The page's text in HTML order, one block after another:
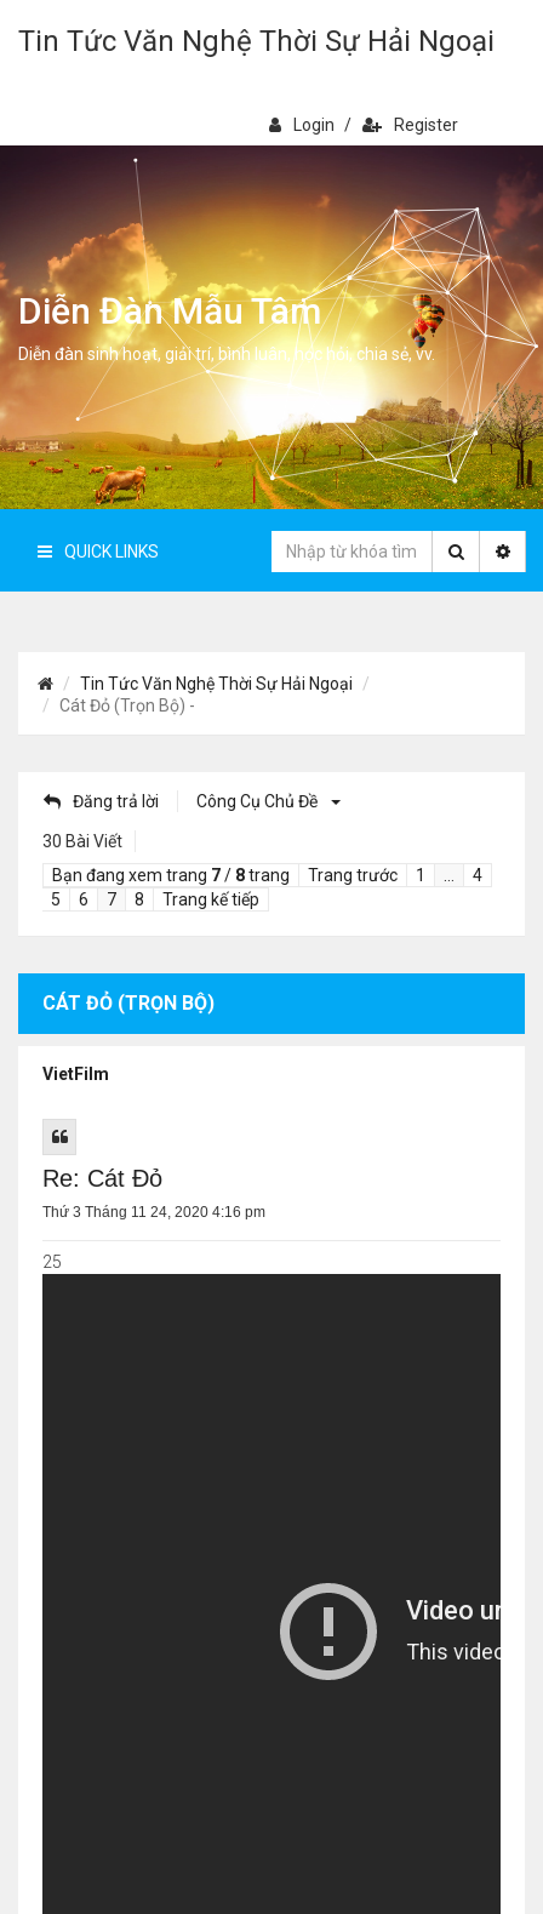
Tin Tức Văn Nghệ Thời Sự Hải Ngoại
Login / Register
Diễn Đàn Mẫu Tâm
Diễn đàn sinh hoạt, giải trí, bình luân, học hỏi, chia sẻ, vv.
QUICK LINKS
Tin Tức Văn Nghệ Thời Sự Hải Ngoại
Cát Đỏ (Trọn Bộ) -
Đăng trả lời Công Cụ Chủ Đề
30 Bài Viết
Bạn đang xem trang 7/ 8trang Trang trước 1
4
5
6 7 8 Trang kế tiếp
CÁT ĐỎ (TRỌN BỘ)
VietFilm
Re: Cát Đỏ
Thứ 3 Tháng 11 24, 2020 4:16 pm
25